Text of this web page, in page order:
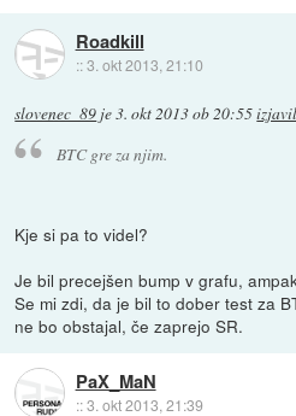
Roadkill
::3. okt 2013, 21:10
slovenec_89 je3. okt 2013 ob 20:55
BTC gre za njim.
Kje si pa to videl?
Je bil precejšen bump v grafu,
Se mi zdi, da je bil to dober test za
ne bo obstajal, če zaprejo SR.
PaX_MaN
::3. okt 2013, 21:39